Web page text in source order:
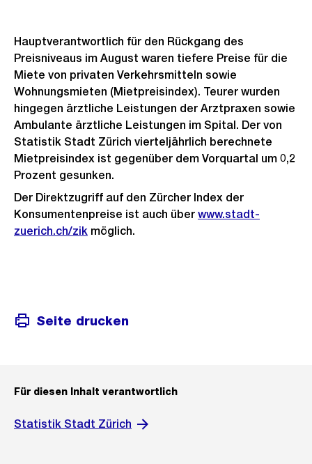
Hauptverantwortlich für den Rückgang des
Preisniveaus im August waren tiefere Preise für die
Miete von privaten Verkehrsmitteln sowie
Wohnungsmieten (Mietpreisindex). Teurer wurden
hingegen ärztliche Leistungen der Arztpraxen sowie
Ambulante ärztliche Leistungen im Spital. Der von
Statistik Stadt Zürich vierteljährlich berechnete
Mietpreisindex ist gegenüber dem Vorquartal um 0,2
Prozent gesunken.
Der Direktzugriff auf den Zürcher Index der
Konsumentenpreise ist auch über www.stadt-
zuerich.ch/zik möglich.
Seite drucken
Für diesen Inhalt verantwortlich
Statistik Stadt Zürich